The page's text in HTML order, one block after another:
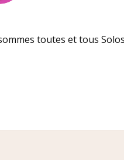
toutes et tous